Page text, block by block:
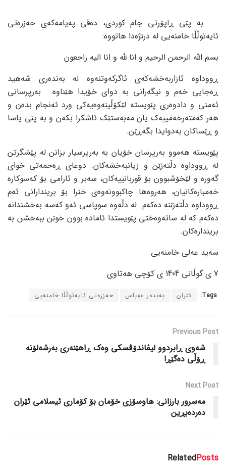
بە پێی ڕاپۆرتی جام کوردی، دەقی پەیامەکەی حەزرەتی
ئایەتوڵڵا خامنەیی لە درێژەدا هاتووە:
بسم اللە الرحمن الرحیم و انا للە و انا الیە راجعون
ڕووداوە ئازاربەخشەکەی ئاگرکەوتنەوە لە بەندەری شەهید
ڕەجایی خەم و نیگەرانی بە دوای خۆیدا هێناوە. بەرپرسانی
ئەمنی و دادوەری پێویستە لێکۆڵینەوەیەکی ورد ئەنجام بدەن و
هەر کەمتەرخەمییەک یان مەبەستێک ئاشکرا بکەن و بە پێی یاسا
و ڕێساکان بەدوایدا بگەڕێن.
پێویستە هەموو بەرپرسان خۆیان بە بەرپرسیار بزانن لە پێشگرتن
لە ڕووداوە دڵتەزێن و زیانبەخشەکان. دوعای ڕەحمەتی خوای
گەورە و لێخۆشبوون بۆ قوربانییەکان، سەبر و ئارامی بۆ کەسوکارە
خەمبارەکانیان، هەروەها چاکبوونەوەی خێرا بۆ بریندارانی ئەم
ڕووداوە دڵتەزێنە دەکەم. لە دڵەوە سوپاسی ئەو کەسە بەخشندانە
دەکەم کە لە ساتەوەختی پێویستدا ئامادە بوون خوێن ببەخشن بە
بریندارەکان.
سەید عەلی خامنەیی
7 ی گوڵانی 1404 ی کۆچی هەتاوی
Tags: ئێران بەندەر عەباس حەزرەتی ئایەتوڵڵا خامنەیی
Previous Post
شەوی ڕابردوو لیڤاندۆڤسکی وەک ڕاهێنەری بەرشەلۆنە
ڕۆڵی دەگێڕا
Next Post
مەسرور بارزانی: هاوسۆزی خۆمان بۆ کۆماری ئیسلامی ئێران
دەردەبڕین
RelatedPosts